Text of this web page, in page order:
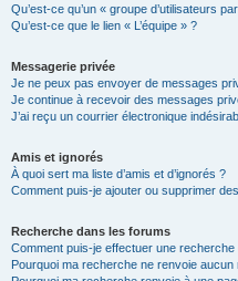
Qu’est-ce qu’un « groupe d’utilisateurs
Qu’est-ce que le lien « L’équipe » ?
Messagerie privée
Je ne peux pas envoyer de messages
Je continue à recevoir des messages
J’ai reçu un courrier électronique
Amis et ignorés
À quoi sert ma liste d’amis et d’ignorés ?
Comment puis-je ajouter ou supprimer
Recherche dans les forums
Comment puis-je effectuer une
Pourquoi ma recherche ne renvoie aucun